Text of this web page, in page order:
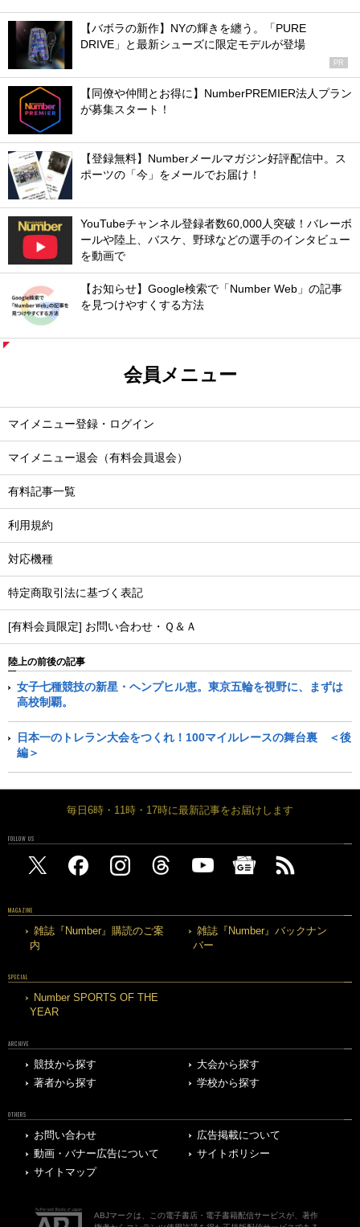
【バボラの新作】NYの輝きを纏う。「PURE
DRIVE」と最新シューズに限定モデルが登場
PR
【同僚や仲間とお得に】NumberPREMIER法人プラン
が募集スタート！
【登録無料】Numberメールマガジン好評配信中。ス
ポーツの「今」をメールでお届け！
YouTubeチャンネル登録者数60,000人突破！バレーボ
ールや陸上、バスケ、野球などの選手のインタビュー
を動画で
【お知らせ】Google検索で「Number Web」の記事
を見つけやすくする方法
会員メニュー
マイメニュー登録・ログイン
マイメニュー退会（有料会員退会）
有料記事一覧
利用規約
対応機種
特定商取引法に基づく表記
[有料会員限定] お問い合わせ・Ｑ＆Ａ
陸上の前後の記事
女子七種競技の新星・ヘンプヒル恵。東京五輪を視野に、まずは
高校制覇。
日本一のトレラン大会をつくれ！100マイルレースの舞台裏 ＜後
編＞
毎日6時・11時・17時に最新記事をお届けします
FOLLOW US
MAGAZINE
雑誌『Number』購読のご案
内
雑誌『Number』バックナン
バー
SPECIAL
Number SPORTS OF THE
YEAR
ARCHIVE
競技から探す
大会から探す
著者から探す
学校から探す
OTHERS
お問い合わせ
広告掲載について
動画・バナー広告について
サイトポリシー
サイトマップ
ABJマークは、この電子書店・電子書籍配信サービスが、著作